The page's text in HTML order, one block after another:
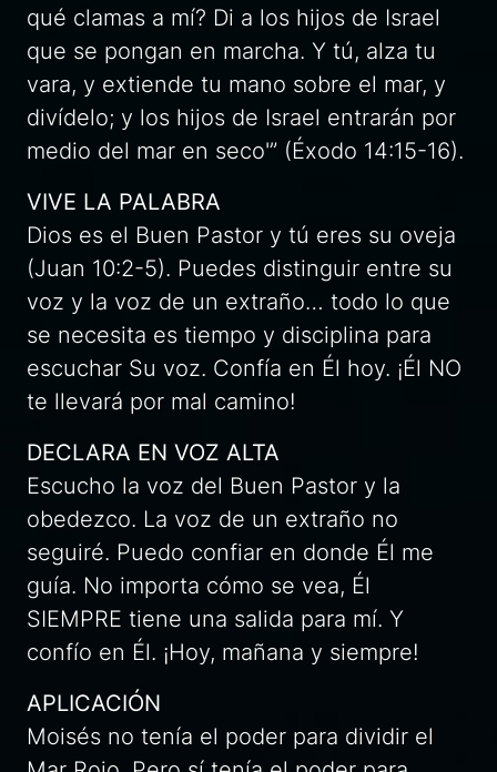
qué clamas a mí? Di a los hijos de Israel
que se pongan en marcha. Y tú, alza tu
vara, y extiende tu mano sobre el mar, y
divídelo; y los hijos de Israel entrarán por
medio del mar en seco'” (Éxodo 14:15-16).
VIVE LA PALABRA
Dios es el Buen Pastor y tú eres su oveja
(Juan 10:2-5). Puedes distinguir entre su
voz y la voz de un extraño… todo lo que
se necesita es tiempo y disciplina para
escuchar Su voz. Confía en Él hoy. ¡Él NO
te llevará por mal camino!
DECLARA EN VOZ ALTA
Escucho la voz del Buen Pastor y la
obedezco. La voz de un extraño no
seguiré. Puedo confiar en donde Él me
guía. No importa cómo se vea, Él
SIEMPRE tiene una salida para mí. Y
confío en Él. ¡Hoy, mañana y siempre!
APLICACIÓN
Moisés no tenía el poder para dividir el